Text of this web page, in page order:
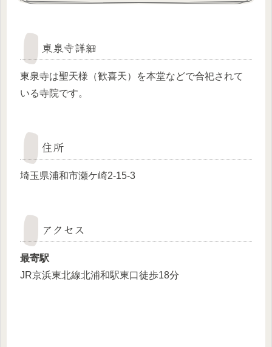
東泉寺詳細
東泉寺は聖天様（歓喜天）を本堂などで合祀されて
いる寺院です。
住所
埼玉県浦和市瀬ケ崎2-15-3
アクセス
最寄駅
JR京浜東北線北浦和駅東口徒歩18分